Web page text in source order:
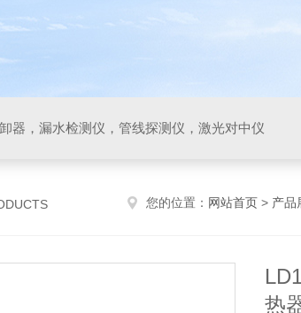
器，漏水检测仪，管线探测仪，激光对中仪
您的位置： 网站首页 > 产品
热